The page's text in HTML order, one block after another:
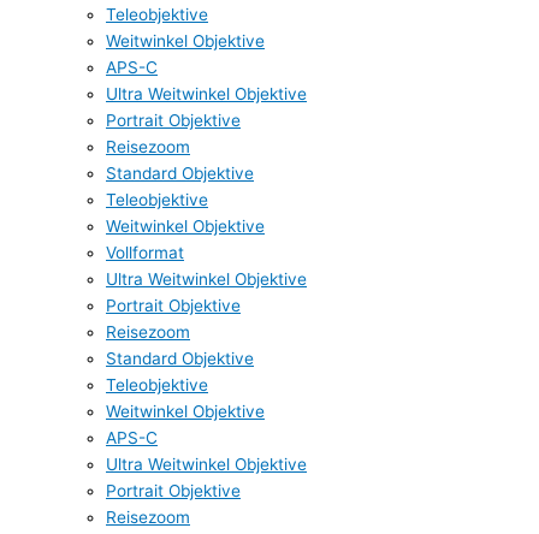
Teleobjektive
Weitwinkel Objektive
APS-C
Ultra Weitwinkel Objektive
Portrait Objektive
Reisezoom
Standard Objektive
Teleobjektive
Weitwinkel Objektive
Vollformat
Ultra Weitwinkel Objektive
Portrait Objektive
Reisezoom
Standard Objektive
Teleobjektive
Weitwinkel Objektive
APS-C
Ultra Weitwinkel Objektive
Portrait Objektive
Reisezoom